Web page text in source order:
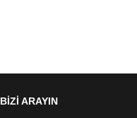
BİZİ ARAYIN